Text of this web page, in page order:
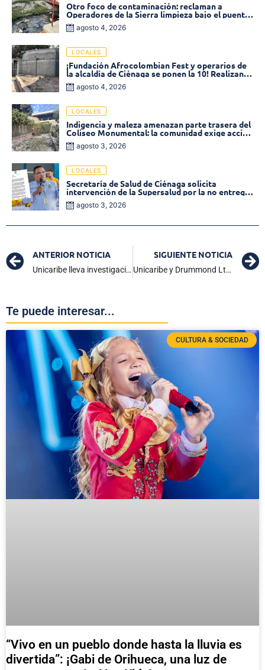
Otro foco de contaminación: reclaman a
Operadores de la Sierra limpieza bajo el puente
de la calle 19 con carrera 11
agosto 4, 2026
LOCALES
¡Fundación Afrocolombian Fest y operarios de
la alcaldía de Ciénaga se ponen la 10! Realizan
limpieza de la parte posterior del Coliseo
Monumental
agosto 4, 2026
LOCALES
Indigencia y maleza amenazan parte trasera del
Coliseo Monumental: la comunidad exige acción
inmediata!
agosto 3, 2026
LOCALES
Secretaría de Salud de Ciénaga solicita
intervención de la Supersalud por la no entrega
de medicamentos en las EPS
agosto 3, 2026
ANTERIOR NOTICIA
Unicaribe lleva investigación y esperanza a la Sierra: educación para la convivencia en San Pedro
SIGUIENTE NOTICIA
Unicaribe y Drummond Ltd. hacen entrega oficial de aulas climatizadas en el Campus Costa Verde
Te puede interesar...
CULTURA & SOCIEDAD
“Vivo en un pueblo donde hasta la lluvia es
divertida”: ¡Gabi de Orihueca, una luz de